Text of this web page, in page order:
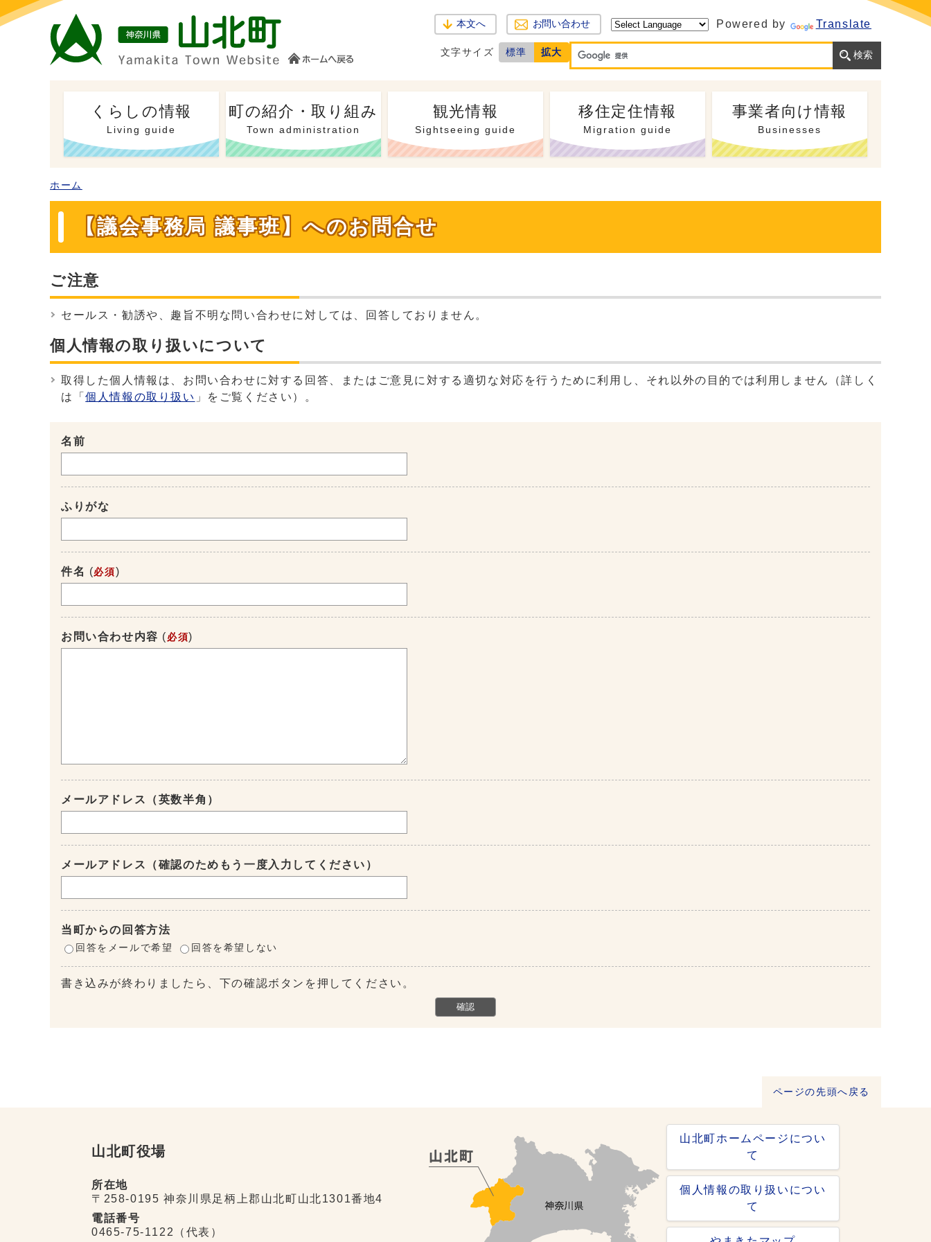
本文へ お問い合わせ Powered by Translate
文字サイズ 標準 拡大
くらしの情報
Living guide
町の紹介・取り組み
Town administration
観光情報
Sightseeing guide
移住定住情報
Migration guide
事業者向け情報
Businesses
ホーム
【議会事務局 議事班】へのお問合せ
ご注意
セールス・勧誘や、趣旨不明な問い合わせに対しては、回答しておりません。
個人情報の取り扱いについて
取得した個人情報は、お問い合わせに対する回答、またはご意見に対する適切な対応を行うために利用し、それ以外の目的では利用しません（詳しく
は「個人情報の取り扱い 」をご覧ください）。
名前
ふりがな
件名 (必須)
お問い合わせ内容 ( 必須)
メールアドレス（英数半角）
メールアドレス（確認のためもう一度入力してください）
当町からの回答方法
回答をメールで希望 回答を希望しない
書き込みが終わりましたら、下の確認ボタンを押してください。
ページの先頭へ戻る
山北町役場
所在地
〒258-0195 神奈川県足柄上郡山北町山北1301番地4
電話番号
0465-75-1122（代表）
山北町ホームページについ
て
個人情報の取り扱いについ
て